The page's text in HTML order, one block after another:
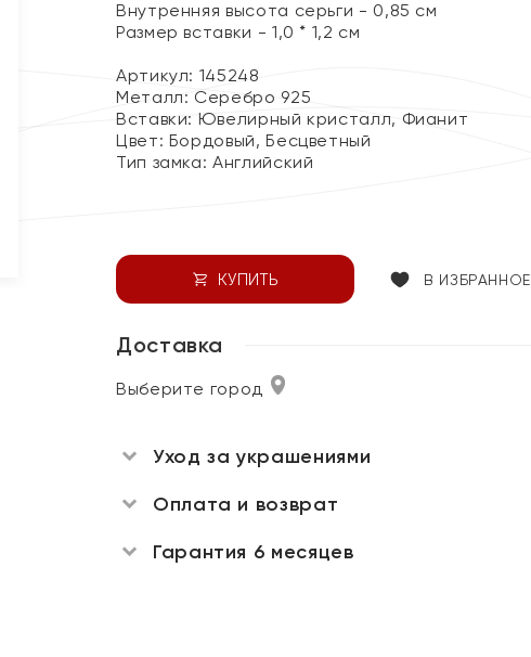
Внутренняя высота серьги - 0,85 см
Размер вставки - 1,0 * 1,2 см
Артикул: 145248
Металл: Серебро 925
Вставки: Ювелирный кристалл, Фианит
Цвет: Бордовый, Бесцветный
Тип замка:Английский
КУПИТЬ В ИЗБРАННОЕ
Доставка
Выберите город
Уход за украшениями
Оплата и возврат
Гарантия 6 месяцев